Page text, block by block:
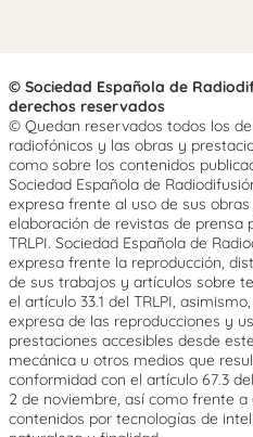
© Sociedad Española de
derechos reservados
© Quedan reservados todos los
radiofónicos y las obras y
como sobre los contenidos
Sociedad Española de
expresa frente al uso de sus
elaboración de revistas de prensa
TRLPI. Sociedad Española de
expresa frente la reproducción,
de sus trabajos y artículos sobre
el artículo 33.1 del TRLPI,
expresa de las reproducciones y
prestaciones accesibles desde
mecánica u otros medios que
conformidad con el artículo 67.3
2 de noviembre, así como frente
contenidos por tecnologías de